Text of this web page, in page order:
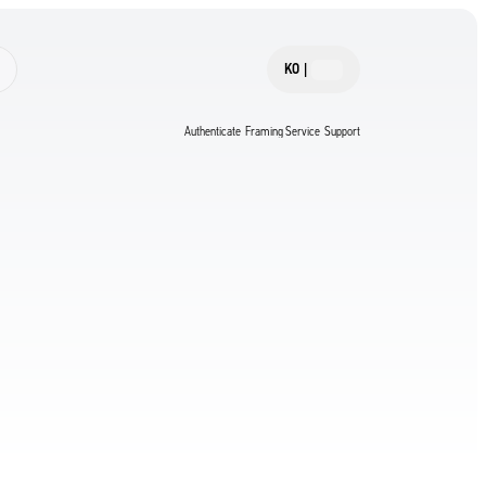
KO |
Authenticate Framing Service Support